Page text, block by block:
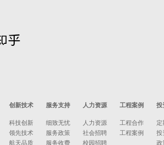
创新技术
科技创新
领先技术
航天品质
服务支持
细致无忧
服务政策
服务收费
人力资源
人力资源
社会招聘
校园招聘
工程案例
工程合作
工程案例
投
定
投
政